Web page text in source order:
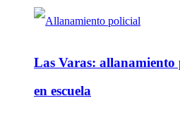
Las Varas: allanamiento
en escuela